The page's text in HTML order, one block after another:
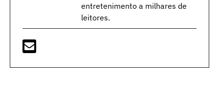
entretenimento a milhares de
leitores.